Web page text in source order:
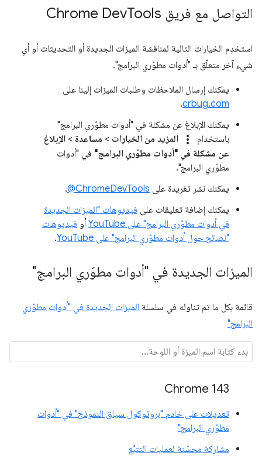
التواصل مع فريق Chrome Dev Tools
استخدِم الخيارات التالية لمناقشة الميزات الجديدة أو التحديثات أو أي
شيء آخر متعلّق بـ "أدوات مطوّري البرامج".
يمكنك إرسال الملاحظات وطلبات الميزات إلينا على
crbug.com
.
يمكنك الإبلاغ عن مشكلة في "أدوات مطوّري البرامج"
باستخدام
more_vert المزيد من الخيارات > مساعدة > الإبلاغ
عن مشكلة في "أدوات مطوّري البرامج" في "أدوات
مطوّري البرامج".
يمكنك نشر تغريدة على ‎@ChromeDevTools
.
يمكنك إضافة تعليقات على فيديوهات "الميزات الجديدة
في أدوات مطوّري البرامج" على YouTube
أو فيديوهات
"نصائح حول أدوات مطوّري البرامج" على YouTube
.
الميزات الجديدة في "أدوات مطوّري البرامج"
قائمة بكل ما تم تناوله في سلسلة الميزات الجديدة في "أدوات مطوّري
البرامج"
Chrome 143
تعديلات على خادم "بروتوكول سياق النموذج" في "أدوات
مطوّري البرامج"
مشاركة محسّنة لعمليات التتبُّع